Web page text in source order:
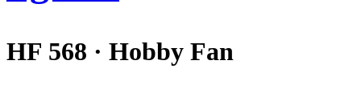
HF 568 · Hobby Fan